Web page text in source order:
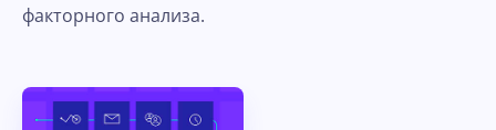
факторного анализа.